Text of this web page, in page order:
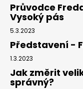
Průvodce
Vysoký pás
5.3.2023
Představení -
1.3.2023
Jak změrit
správný?